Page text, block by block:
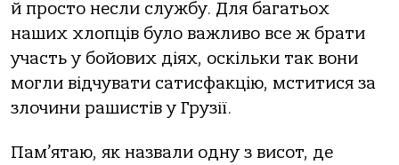
й просто несли службу. Для багатьох
наших хлопців було важливо все ж брати
участь у бойових діях, оскільки так вони
могли відчувати сатисфакцію, мститися за
злочини рашистів у Грузії.
Пам’ятаю, як назвали одну з висот, де